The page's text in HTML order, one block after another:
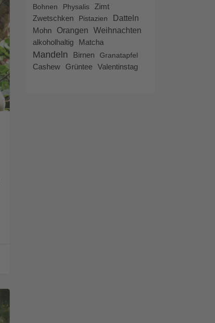
Bohnen
Physalis Zimt
Zwetschken Pistazien Datteln
Mohn Orangen Weihnachten
alkoholhaltig Matcha
Mandeln Birnen Granatapfel
Cashew Grüntee Valentinstag